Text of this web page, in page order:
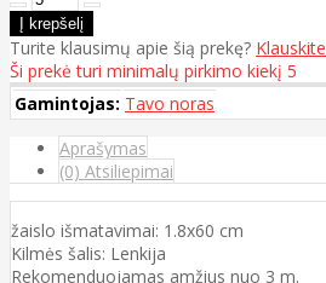
Turite klausimų apie šią prekę? Klauskite
Ši prekė turi minimalų pirkimo kiekį 5
Gamintojas: Tavo noras
Aprašymas
(0) Atsiliepimai
žaislo išmatavimai: 1.8x60 cm
Kilmės šalis: Lenkija
Rekomenduojamas amžius nuo 3 m.